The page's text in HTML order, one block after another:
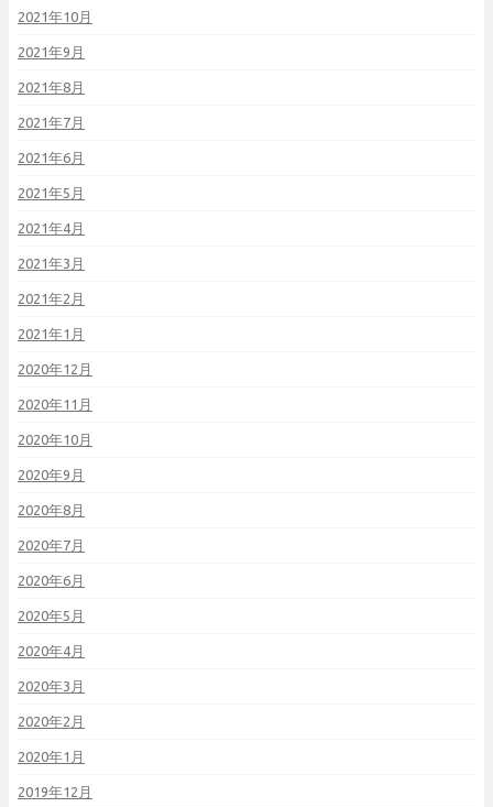
2021年10月
2021年9月
2021年8月
2021年7月
2021年6月
2021年5月
2021年4月
2021年3月
2021年2月
2021年1月
2020年12月
2020年11月
2020年10月
2020年9月
2020年8月
2020年7月
2020年6月
2020年5月
2020年4月
2020年3月
2020年2月
2020年1月
2019年12月